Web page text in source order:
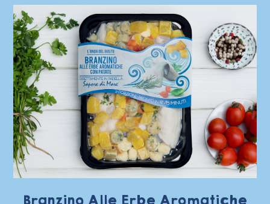
Branzino Alle Erbe Aromatiche